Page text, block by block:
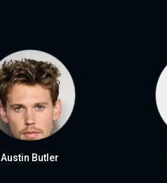
Austin Butler